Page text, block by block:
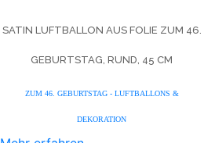
SATIN LUFTBALLON AUS FOLIE ZUM 46.
GEBURTSTAG, RUND, 45 CM
ZUM 46. GEBURTSTAG - LUFTBALLONS &
DEKORATION